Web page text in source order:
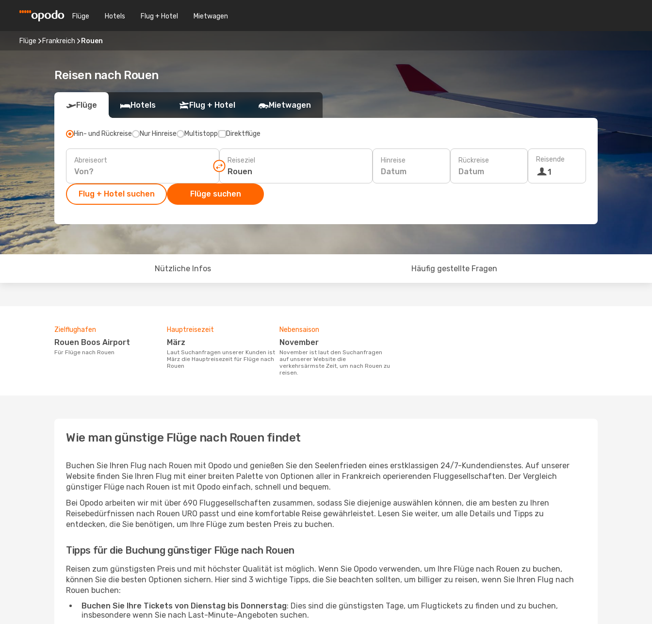
Flüge Hotels Flug + Hotel Mietwagen
Flüge Frankreich Rouen
Reisen nach Rouen
Flüge Hotels Flug + Hotel Mietwagen
Hin- und Rückreise Nur Hinreise Multistopp Direktflüge
Abreiseort Reiseziel Hinreise
Datum
Rückreise
Datum
Reisende
1
Flug + Hotel suchen Flüge suchen
Nützliche Infos Häufig gestellte Fragen
Zielflughafen
Rouen Boos Airport
Für Flüge nach Rouen
Hauptreisezeit
März
Laut Suchanfragen unserer Kunden ist
März die Hauptreisezeit für Flüge nach
Rouen
Nebensaison
November
November ist laut den Suchanfragen
auf unserer Website die
verkehrsärmste Zeit, um nach Rouen zu
reisen.
Wie man günstige Flüge nach Rouen findet
Buchen Sie Ihren Flug nach Rouen mit Opodo und genießen Sie den Seelenfrieden eines erstklassigen 24/7-Kundendienstes. Auf unserer
Website finden Sie Ihren Flug mit einer breiten Palette von Optionen aller in Frankreich operierenden Fluggesellschaften. Der Vergleich
günstiger Flüge nach Rouen ist mit Opodo einfach, schnell und bequem.
Bei Opodo arbeiten wir mit über 690 Fluggesellschaften zusammen, sodass Sie diejenige auswählen können, die am besten zu Ihren
Reisebedürfnissen nach Rouen URO passt und eine komfortable Reise gewährleistet. Lesen Sie weiter, um alle Details und Tipps zu
entdecken, die Sie benötigen, um Ihre Flüge zum besten Preis zu buchen.
Tipps für die Buchung günstiger Flüge nach Rouen
Reisen zum günstigsten Preis und mit höchster Qualität ist möglich. Wenn Sie Opodo verwenden, um Ihre Flüge nach Rouen zu buchen,
können Sie die besten Optionen sichern. Hier sind 3 wichtige Tipps, die Sie beachten sollten, um billiger zu reisen, wenn Sie Ihren Flug nach
Rouen buchen:
Buchen Sie Ihre Tickets von Dienstag bis Donnerstag: Dies sind die günstigsten Tage, um Flugtickets zu finden und zu buchen,
insbesondere wenn Sie nach Last-Minute-Angeboten suchen.